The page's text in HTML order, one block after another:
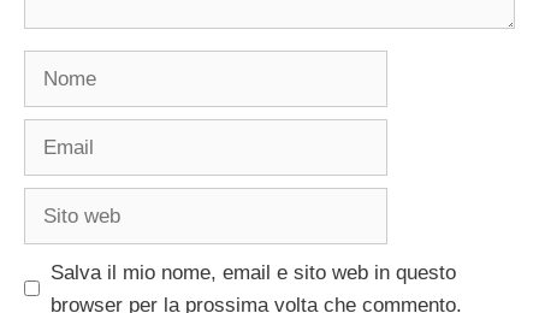
Salva il mio nome, email e sito web in questo
browser per la prossima volta che commento.